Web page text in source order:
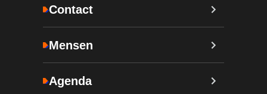
Contact
Mensen
Agenda